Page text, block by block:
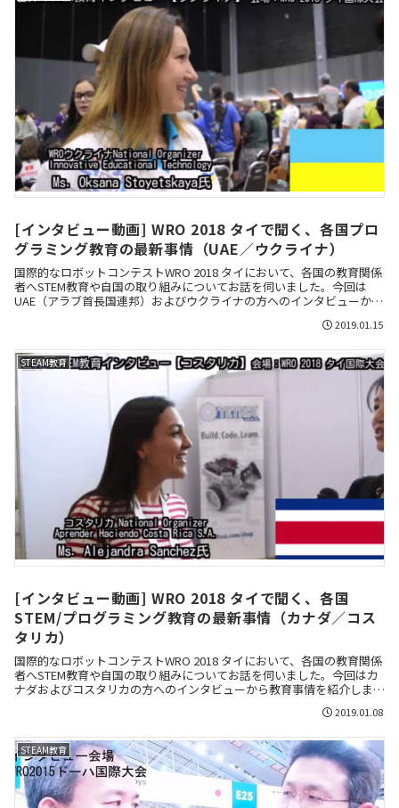
[インタビュー動画] WRO 2018 タイで聞く、各国プロ
グラミング教育の最新事情（UAE／ウクライナ）
国際的なロボットコンテストWRO 2018 タイにおいて、各国の教育関係
者へSTEM教育や自国の取り組みについてお話を伺いました。今回は
UAE（アラブ首長国連邦）およびウクライナの方へのインタビューから
2019.01.15
STEAM教育
[インタビュー動画] WRO 2018 タイで聞く、各国
STEM/プログラミング教育の最新事情（カナダ／コス
タリカ）
国際的なロボットコンテストWRO 2018 タイにおいて、各国の教育関係
者へSTEM教育や自国の取り組みについてお話を伺いました。今回はカ
ナダおよびコスタリカの方へのインタビューから教育事情を紹介しま
2019.01.08
STEAM教育